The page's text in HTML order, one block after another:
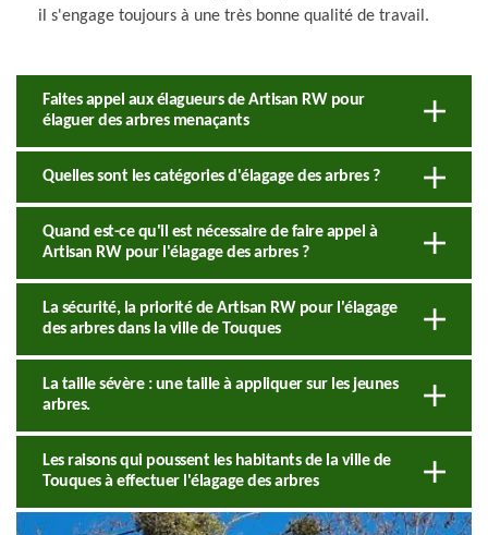
il s'engage toujours à une très bonne qualité de travail.
Faites appel aux élagueurs de Artisan RW pour
élaguer des arbres menaçants
Quelles sont les catégories d'élagage des arbres ?
Quand est-ce qu'il est nécessaire de faire appel à
Artisan RW pour l'élagage des arbres ?
La sécurité, la priorité de Artisan RW pour l'élagage
des arbres dans la ville de Touques
La taille sévère : une taille à appliquer sur les jeunes
arbres.
Les raisons qui poussent les habitants de la ville de
Touques à effectuer l'élagage des arbres